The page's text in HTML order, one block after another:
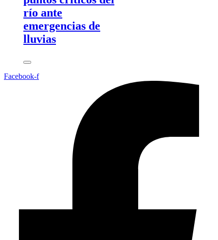
río ante
emergencias de
lluvias
Facebook-f